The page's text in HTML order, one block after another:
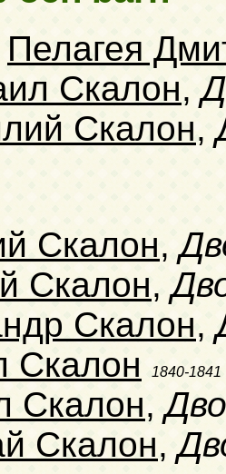
Пелагея
Скалон,
Скалон,
Скалон,
Скалон,
Скалон,
Скалон
1840-1841
Скалон,
Скалон,